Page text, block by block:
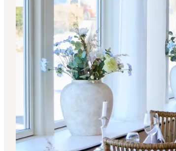
Den Urlaub planen